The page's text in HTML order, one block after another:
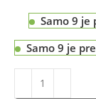
Samo 9 je
Samo 9 je